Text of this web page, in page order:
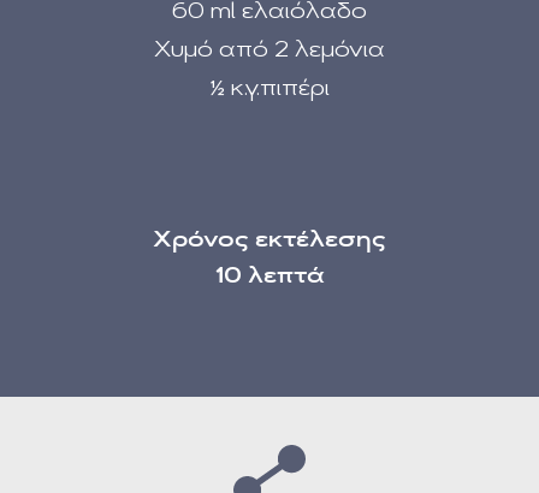
60 ml ελαιόλαδο
Χυμό από 2 λεμόνια
½ κ.γ.πιπέρι
Χρόνος εκτέλεσης
10 λεπτά